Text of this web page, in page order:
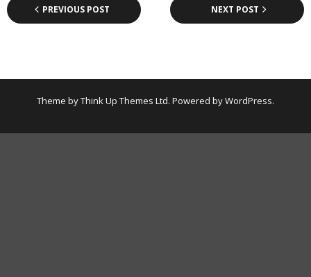
PREVIOUS POST NEXT POST
Theme byThink Up Themes Ltd. Powered byWordPress.